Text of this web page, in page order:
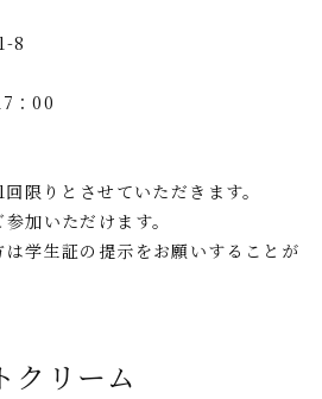
8
：00
限りとさせていただきます。
加いただけます。
学生証の提示をお願いすることが
クリーム